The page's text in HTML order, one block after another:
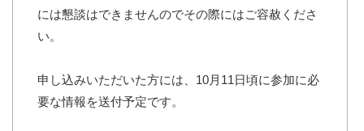
には懇談はできませんのでその際にはご容赦くださ
い。
申し込みいただいた方には、10月11日頃に参加に必
要な情報を送付予定です。